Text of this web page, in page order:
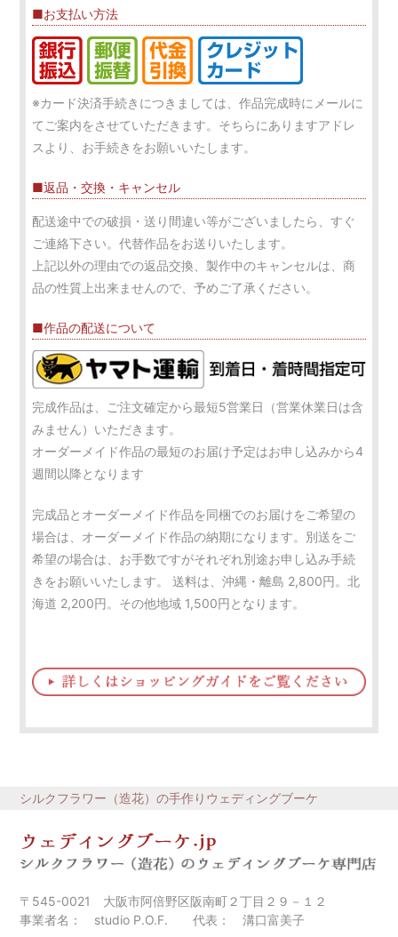
■お支払い方法
※カード決済手続きにつきましては、作品完成時にメールに
てご案内をさせていただきます。そちらにありますアドレ
スより、お手続きをお願いいたします。
■返品・交換・キャンセル
配送途中での破損・送り間違い等がございましたら、すぐ
ご連絡下さい。代替作品をお送りいたします。
上記以外の理由での返品交換、製作中のキャンセルは、商
品の性質上出来ませんので、予めご了承ください。
■作品の配送について
完成作品は、ご注文確定から最短5営業日（営業休業日は含
みません）いただきます。
オーダーメイド作品の最短のお届け予定はお申し込みから4
週間以降となります
完成品とオーダーメイド作品を同梱でのお届けをご希望の
場合は、オーダーメイド作品の納期になります。別送をご
希望の場合は、お手数ですがそれぞれ別途お申し込み手続
きをお願いいたします。 送料は、沖縄・離島 2,800円。北
海道 2,200円。その他地域 1,500円となります。
シルクフラワー（造花）の手作りウェディングブーケ
〒545-0021 大阪市阿倍野区阪南町２丁目２９－１２
事業者名： studio P.O.F. 代表： 溝口富美子